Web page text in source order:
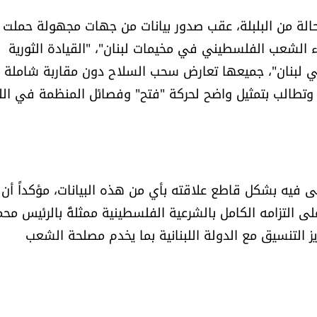
من البلبلة، عقب صدور بيانات من جهات مجهولة حملت
الفلسطيني في مخيمات لبنان"، "القيادة الثورية
لبنان"، جميعها تعارض سحب السلاح دون مقاربة شاملة
وتطالب بتمثيل واضح لحركة "فتح" وفصائل المنظمة في
نفى فيه بشكل قاطع علاقته بأي من هذه البيانات، مؤكداً
التزامه الكامل بالشرعية الفلسطينية ممثلةً بالرئيس
مع الدولة اللبنانية بما يخدم مصلحة الشعب